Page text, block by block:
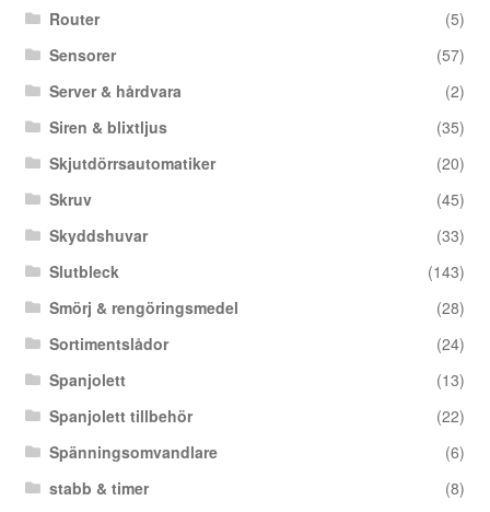
Router
(5)
Sensorer
(57)
Server & hårdvara
(2)
Siren & blixtljus
(35)
Skjutdörrsautomatiker
(20)
Skruv
(45)
Skyddshuvar
(33)
Slutbleck
(143)
Smörj & rengöringsmedel
(28)
Sortimentslådor
(24)
Spanjolett
(13)
Spanjolett tillbehör
(22)
Spänningsomvandlare
(6)
stabb & timer
(8)